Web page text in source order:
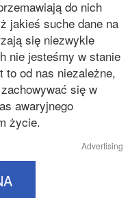
do nich
jakieś suche dane na
się niezwykle
nie jesteśmy w stanie
od nas niezależne,
się w
awaryjnego
życie.
Advertising